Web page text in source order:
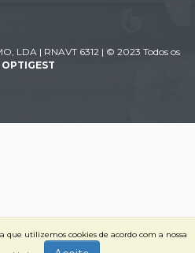
LDA | RNAVT 6312 | © 2023 Todos os
OPTIGEST
que utilizemos cookies de acordo com a nossa